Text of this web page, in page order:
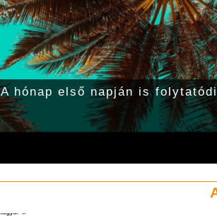
A hónap első napján is